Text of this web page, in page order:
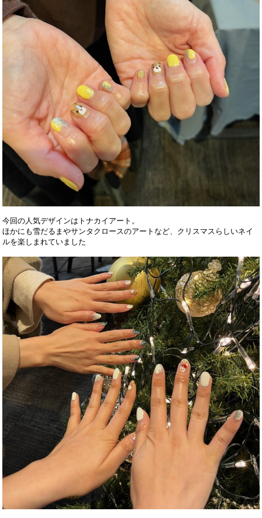
今回の人気デザインはトナカイアート。
ほかにも雪だるまやサンタクロースのアートなど、クリスマスらしいネイ
ルを楽しまれていました